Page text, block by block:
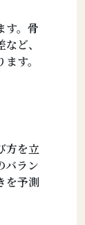
す。骨
ど、
す。
方を立
バラン
を予測